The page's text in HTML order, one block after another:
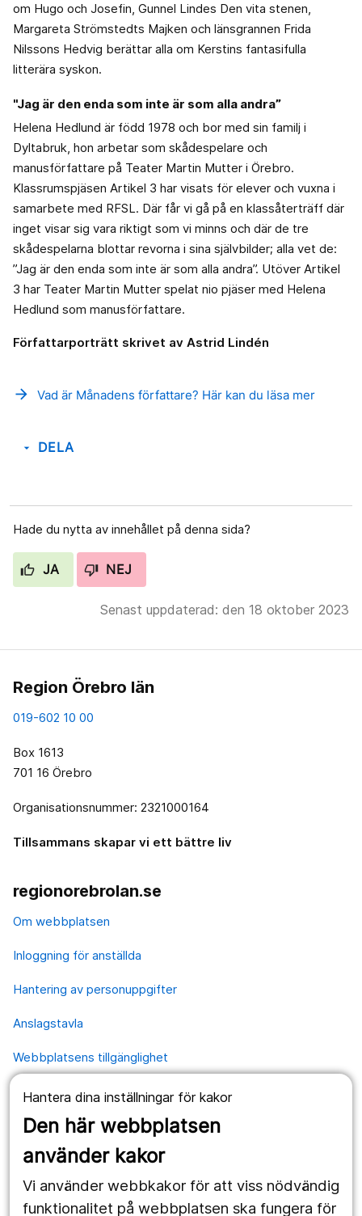
Hantera dina inställningar för kakor
Den här webbplatsen
använder kakor
Vi använder webbkakor för att viss nödvändig
funktionalitet på webbplatsen ska fungera för
om Hugo och Josefin, Gunnel Lindes Den vita stenen,
Margareta Strömstedts Majken och länsgrannen Frida
Nilssons Hedvig berättar alla om Kerstins fantasifulla
litterära syskon.
"Jag är den enda som inte är som alla andra”
Helena Hedlund är född 1978 och bor med sin familj i
Dyltabruk, hon arbetar som skådespelare och
manusförfattare på Teater Martin Mutter i Örebro.
Klassrumspjäsen Artikel 3 har visats för elever och vuxna i
samarbete med RFSL. Där får vi gå på en klassåterträff där
inget visar sig vara riktigt som vi minns och där de tre
skådespelarna blottar revorna i sina självbilder; alla vet de:
”Jag är den enda som inte är som alla andra”. Utöver Artikel
3 har Teater Martin Mutter spelat nio pjäser med Helena
Hedlund som manusförfattare.
Författarporträtt skrivet av Astrid Lindén
arrow_forward Vad är Månadens författare? Här kan du läsa mer
arrow_drop_down DELA
Hade du nytta av innehållet på denna sida?
JA NEJ
Senast uppdaterad: den 18 oktober 2023
Region Örebro län
019-602 10 00
Box 1613
701 16 Örebro
Organisationsnummer: 2321000164
Tillsammans skapar vi ett bättre liv
regionorebrolan.se
Om webbplatsen
Inloggning för anställda
Hantering av personuppgifter
Anslagstavla
Webbplatsens tillgänglighet
Våra webbplatser
1177.se
Vårdgivare